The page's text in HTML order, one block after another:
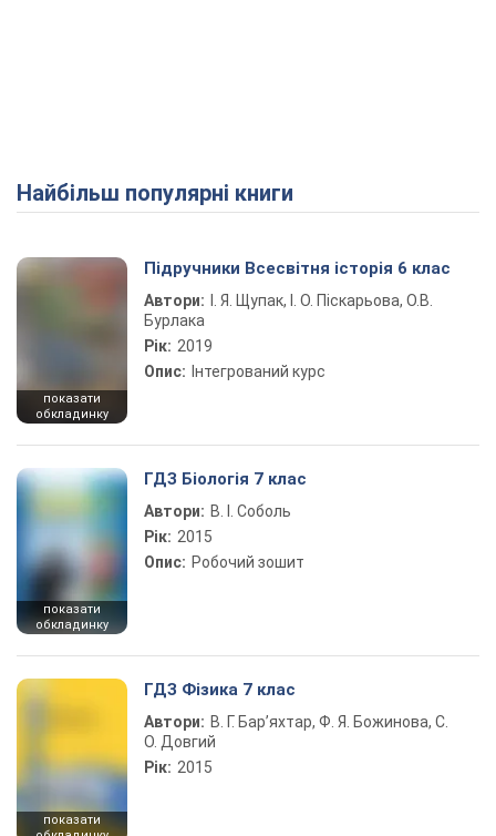
Найбільш популярні книги
показати
обкладинку
Підручники Всесвітня історія 6 клас
Автори:
І. Я. Щупак, І. О. Піскарьова, О.В.
Бурлака
Рік: 2019
Опис: Інтегрований курс
показати
обкладинку
ГДЗ Біологія 7 клас
Автори: В. І. Соболь
Рік: 2015
Опис: Робочий зошит
показати
ГДЗ Фізика 7 клас
Автори: В. Г. Бар’яхтар, Ф. Я. Божинова, С.
О. Довгий
Рік: 2015